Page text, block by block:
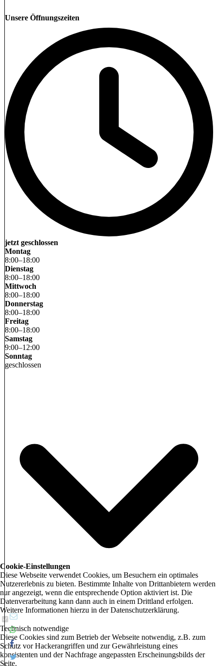
Unsere Öffnungszeiten
jetzt geschlossen
Montag
8:00–18:00
Dienstag
8:00–18:00
Mittwoch
8:00–18:00
Donnerstag
8:00–18:00
Freitag
8:00–18:00
Samstag
9:00–12:00
Sonntag
geschlossen
Cookie-Einstellungen
Diese Webseite verwendet Cookies, um Besuchern ein optimales
Nutzererlebnis zu bieten. Bestimmte Inhalte von Drittanbietern werden
nur angezeigt, wenn die entsprechende Option aktiviert ist. Die
Datenverarbeitung kann dann auch in einem Drittland erfolgen.
Weitere Informationen hierzu in der Datenschutzerklärung.
Technisch notwendige
Diese Cookies sind zum Betrieb der Webseite notwendig, z.B. zum
Schutz vor Hackerangriffen und zur Gewährleistung eines
konsistenten und der Nachfrage angepassten Erscheinungsbilds der
Seite.